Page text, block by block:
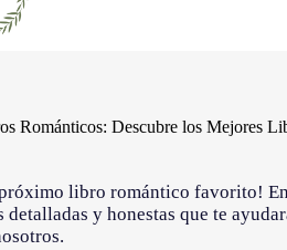
Románticos: Descubre los Mejores
próximo libro romántico favorito!
detalladas y honestas que te